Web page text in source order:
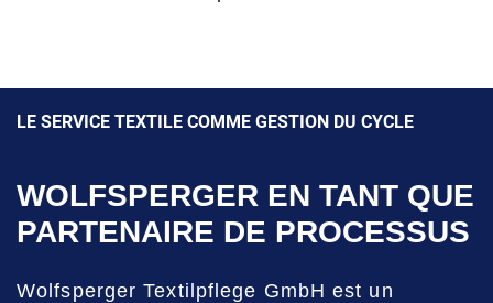
LE SERVICE TEXTILE COMME GESTION DU CYCLE
WOLFSPERGER EN TANT QUE
PARTENAIRE DE PROCESSUS
Wolfsperger Textilpflege GmbH est un